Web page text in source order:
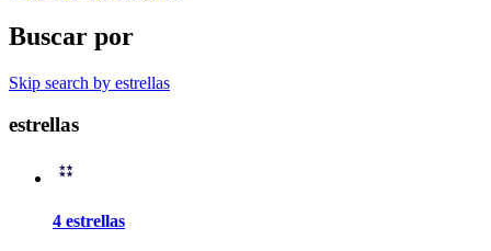
Buscar por
Skip search by estrellas
estrellas
4 estrellas